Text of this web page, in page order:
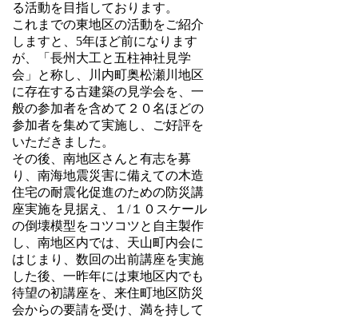
る活動を目指しております。
これまでの東地区の活動をご紹介
しますと、5年ほど前になります
が、「長州大工と五柱神社見学
会」と称し、川内町奥松瀬川地区
に存在する古建築の見学会を、一
般の参加者を含めて２０名ほどの
参加者を集めて実施し、ご好評を
いただきました。
その後、南地区さんと有志を募
り、南海地震災害に備えての木造
住宅の耐震化促進のための防災講
座実施を見据え、１/１０スケール
の倒壊模型をコツコツと自主製作
し、南地区内では、天山町内会に
はじまり、数回の出前講座を実施
した後、一昨年には東地区内でも
待望の初講座を、来住町地区防災
会からの要請を受け、満を持して